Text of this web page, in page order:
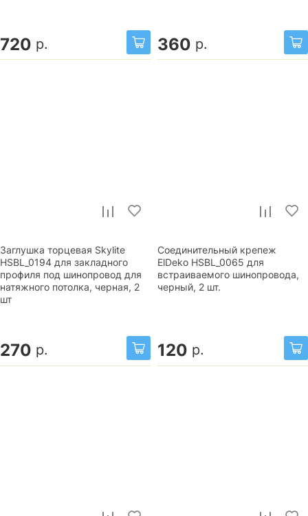
720 р. 360 р.
Заглушка торцевая Skylite
HSBL_0194 для закладного
профиля под шинопровод для
натяжного потолка, черная, 2
шт
270 р.
Соединительный крепеж
ElDeko HSBL_0065 для
встраиваемого шинопровода,
черный, 2 шт.
120 р.